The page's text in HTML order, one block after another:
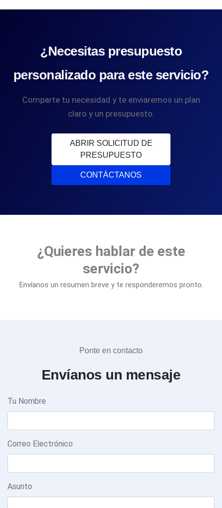
¿Necesitas presupuesto
personalizado para este servicio?
Comparte tu necesidad y te enviaremos un plan
claro y un presupuesto.
ABRIR SOLICITUD DE
PRESUPUESTO
CONTÁCTANOS
¿Quieres hablar de este
servicio?
Envíanos un resumen breve y te responderemos pronto.
Ponte en contacto
Envíanos un mensaje
Tu Nombre
Correo Electrónico
Asunto